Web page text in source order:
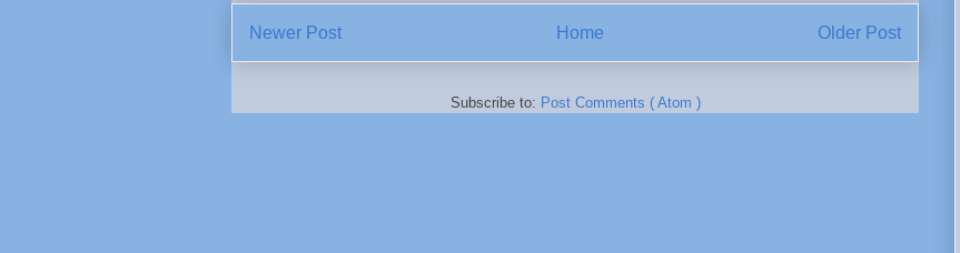
Newer Post Older Post
Home
Subscribe to: Post Comments ( Atom )